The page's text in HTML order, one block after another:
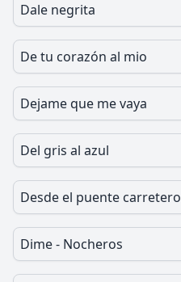
Dale negrita
De tu corazón al mio
Dejame que me vaya
Del gris al azul
Desde el puente carretero
Dime - Nocheros